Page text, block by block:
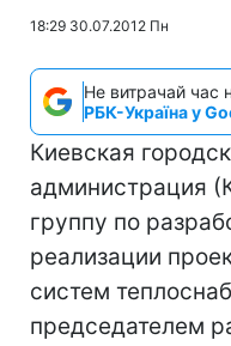
18:29 30.07.2012 Пн
Не витрачай час
РБК-Україна у
Киевская
администрация
группу по
реализации
систем
председателем